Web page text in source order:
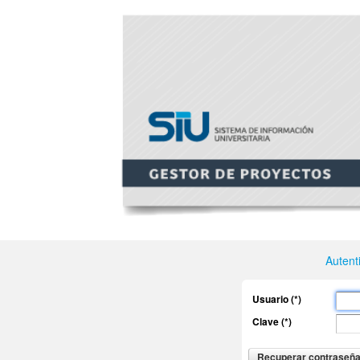
Usuario (*)
Clave (*)
Recuperar contraseña